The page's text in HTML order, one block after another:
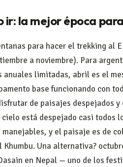
ir: la mejor época
para hacer el trekking al
a noviembre). Para
anuales limitadas, abril es el
base funcionando con
de paisajes despejados
está despejado casi todos
manejables, y el paisaje es de
Khumbu. Una alternativa?
en Nepal — uno de los